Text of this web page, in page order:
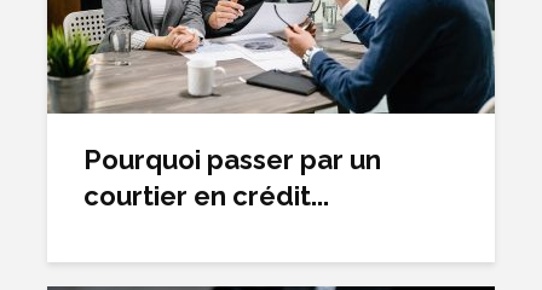
Pourquoi passer par un
courtier en crédit...